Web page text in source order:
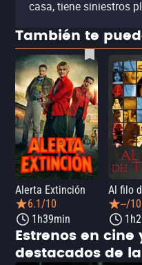
casa, tiene siniestros
También te
Alerta Extinción
6.1/10
1h39min
Al filo
--/10
Estrenos en
destacados de